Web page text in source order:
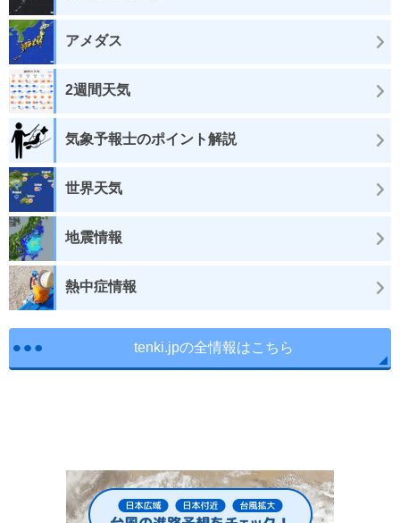
アメダス
2週間天気
気象予報士のポイント解説
世界天気
地震情報
熱中症情報
tenki.jpの全情報はこちら